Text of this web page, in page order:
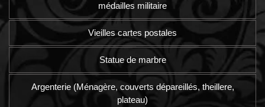
médailles militaire
Vieilles cartes postales
Statue de marbre
Argenterie (Ménagère, couverts dépareillés, theillere,
plateau)